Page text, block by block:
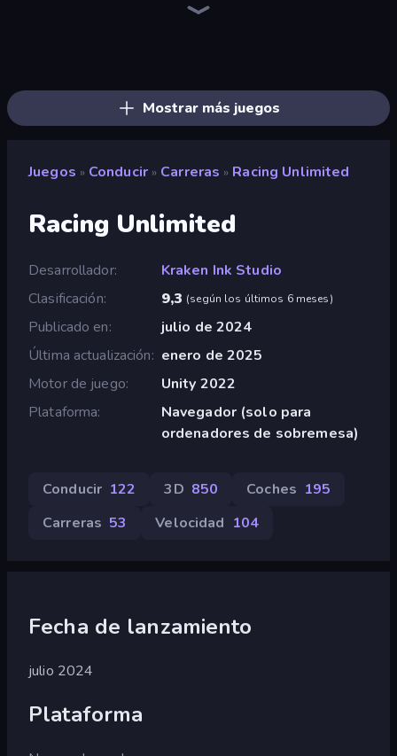
Mostrar más juegos
Juegos » Conducir » Carreras » Racing Unlimited
Racing Unlimited
Desarrollador
Kraken Ink Studio
Clasificación
9,3 (según los últimos 6 meses)
Publicado en
julio de 2024
Última actualización
enero de 2025
Motor de juego
Unity 2022
Plataforma
Navegador (solo para
ordenadores de sobremesa)
Conducir 122 3D 850 Coches 195
Carreras 53 Velocidad 104
Fecha de lanzamiento
julio 2024
Plataforma